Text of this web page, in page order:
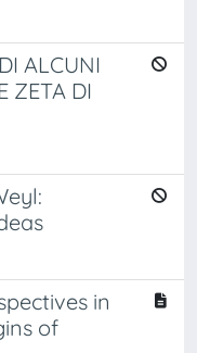
ALCUNI
ZETA DI
in
of